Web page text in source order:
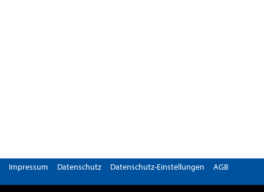
Impressum Datenschutz Datenschutz-Einstellungen AGB